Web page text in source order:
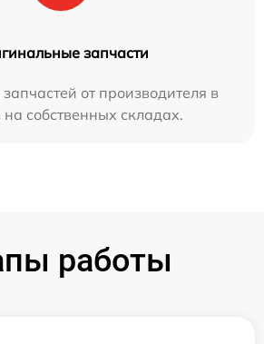
запчасти
от производителя в
собственных складах.
работы